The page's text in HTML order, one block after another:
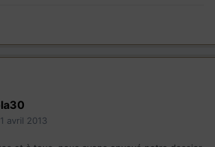
avril 2013